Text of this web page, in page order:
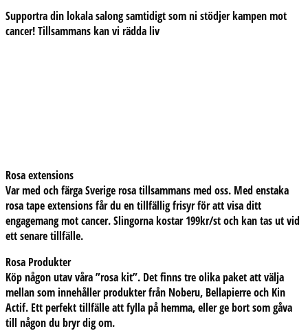
Supportra din lokala salong samtidigt som ni stödjer kampen mot
cancer! Tillsammans kan vi rädda liv
Rosa extensions
Var med och färga Sverige rosa tillsammans med oss. Med enstaka
rosa tape extensions får du en tillfällig frisyr för att visa ditt
engagemang mot cancer. Slingorna kostar 199kr/st och kan tas ut vid
ett senare tillfälle.
Rosa Produkter
Köp någon utav våra ”rosa kit”. Det finns tre olika paket att välja
mellan som innehåller produkter från Noberu, Bellapierre och Kin
Actif. Ett perfekt tillfälle att fylla på hemma, eller ge bort som gåva
till någon du bryr dig om.